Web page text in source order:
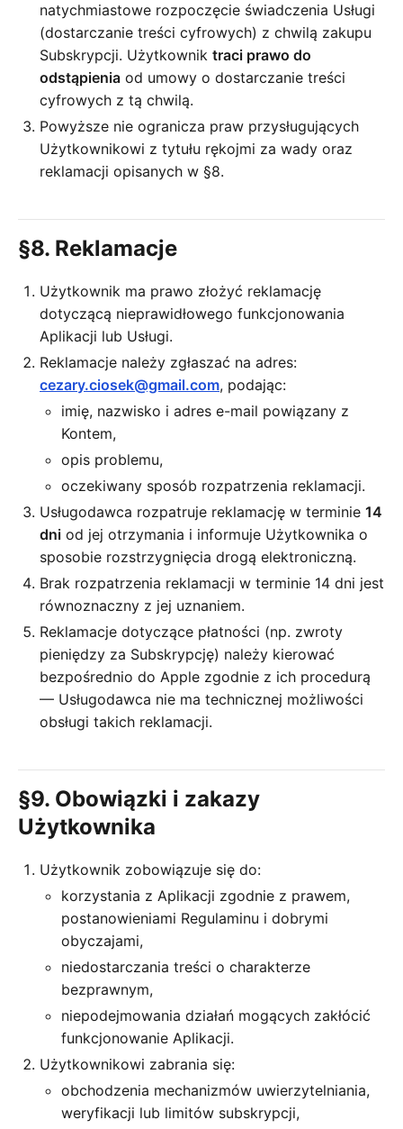
natychmiastowe rozpoczęcie świadczenia Usługi
(dostarczanie treści cyfrowych) z chwilą zakupu
Subskrypcji. Użytkownik traci prawo do
odstąpienia od umowy o dostarczanie treści
cyfrowych z tą chwilą.
Powyższe nie ogranicza praw przysługujących
Użytkownikowi z tytułu rękojmi za wady oraz
reklamacji opisanych w §8.
§8. Reklamacje
Użytkownik ma prawo złożyć reklamację
dotyczącą nieprawidłowego funkcjonowania
Aplikacji lub Usługi.
Reklamacje należy zgłaszać na adres:
cezary.ciosek@gmail.com, podając:
imię, nazwisko i adres e-mail powiązany z
Kontem,
opis problemu,
oczekiwany sposób rozpatrzenia reklamacji.
Usługodawca rozpatruje reklamację w terminie 14
dni od jej otrzymania i informuje Użytkownika o
sposobie rozstrzygnięcia drogą elektroniczną.
Brak rozpatrzenia reklamacji w terminie 14 dni jest
równoznaczny z jej uznaniem.
Reklamacje dotyczące płatności (np. zwroty
pieniędzy za Subskrypcję) należy kierować
bezpośrednio do Apple zgodnie z ich procedurą
— Usługodawca nie ma technicznej możliwości
obsługi takich reklamacji.
§9. Obowiązki i zakazy
Użytkownika
Użytkownik zobowiązuje się do:
korzystania z Aplikacji zgodnie z prawem,
postanowieniami Regulaminu i dobrymi
obyczajami,
niedostarczania treści o charakterze
bezprawnym,
niepodejmowania działań mogących zakłócić
funkcjonowanie Aplikacji.
Użytkownikowi zabrania się:
obchodzenia mechanizmów uwierzytelniania,
weryfikacji lub limitów subskrypcji,